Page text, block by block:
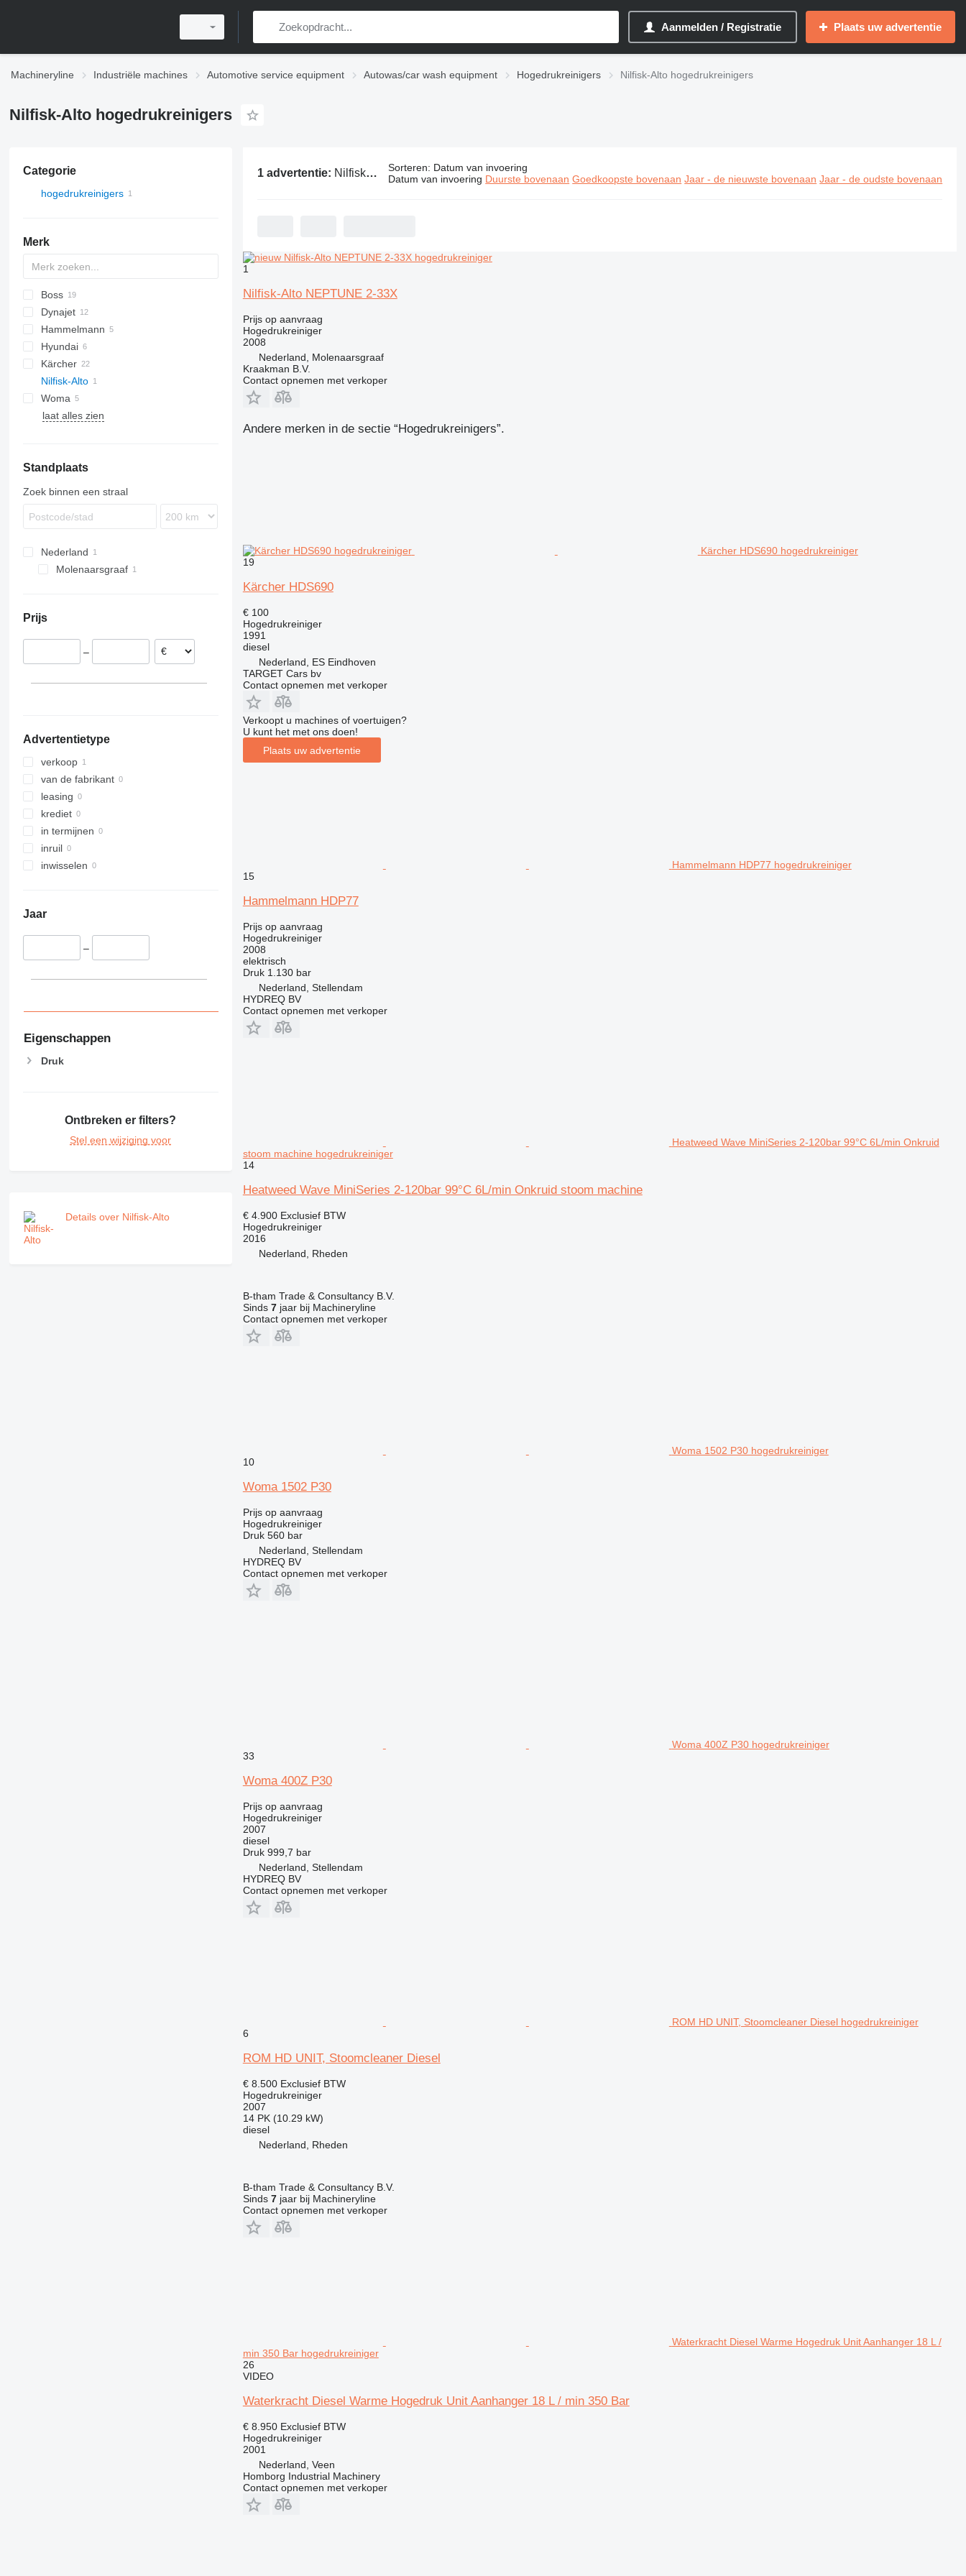
Aanmelden / Registratie Plaats uw advertentie
Machineryline Industriële machines Automotive service equipment Autowas/car wash equipment Hogedrukreinigers Nilfisk-Alto hogedrukreinigers
Nilfisk-Alto hogedrukreinigers
Categorie
hogedrukreinigers
Merk
Boss
Dynajet
Hammelmann
Hyundai
PW
KR
Kärcher
B-series
HD
Nilfisk-Alto
VRK
Woma
laat alles zien
Standplaats
Zoek binnen een straal
Nederland
Molenaarsgraaf
Prijs
–
Advertentietype
verkoop
van de fabrikant
leasing
krediet
in termijnen
inruil
inwisselen
Jaar
–
Eigenschappen
Druk
Ontbreken er filters?
Stel een wijziging voor
Details over Nilfisk-Alto
1 advertentie: Nilfisk-Alto hogedrukreinigers Sorteren: Datum van invoering
Datum van invoering Duurste bovenaan Goedkoopste bovenaan Jaar - de nieuwste bovenaan Jaar - de oudste bovenaan
1
Nilfisk-Alto NEPTUNE 2-33X
Prijs op aanvraag
Hogedrukreiniger
2008
Nederland, Molenaarsgraaf
Kraakman B.V.
Contact opnemen met verkoper
Andere merken in de sectie “Hogedrukreinigers”.
Kärcher HDS690 hogedrukreiniger
19
Kärcher HDS690
€ 100
Hogedrukreiniger
1991
diesel
Nederland, ES Eindhoven
TARGET Cars bv
Contact opnemen met verkoper
Verkoopt u machines of voertuigen?
U kunt het met ons doen!
Plaats uw advertentie
Hammelmann HDP77 hogedrukreiniger
15
Hammelmann HDP77
Prijs op aanvraag
Hogedrukreiniger
2008
elektrisch
Druk 1.130 bar
Nederland, Stellendam
HYDREQ BV
Contact opnemen met verkoper
Heatweed Wave MiniSeries 2-120bar 99°C 6L/min Onkruid
stoom machine hogedrukreiniger
14
Heatweed Wave MiniSeries 2-120bar 99°C 6L/min Onkruid stoom machine
€ 4.900 Exclusief BTW
Hogedrukreiniger
2016
Nederland, Rheden
B-tham Trade & Consultancy B.V.
Sinds 7jaar bij Machineryline
Contact opnemen met verkoper
Woma 1502 P30 hogedrukreiniger
10
Woma 1502 P30
Prijs op aanvraag
Hogedrukreiniger
Druk 560 bar
Nederland, Stellendam
HYDREQ BV
Contact opnemen met verkoper
Woma 400Z P30 hogedrukreiniger
33
Woma 400Z P30
Prijs op aanvraag
Hogedrukreiniger
2007
diesel
Druk 999,7 bar
Nederland, Stellendam
HYDREQ BV
Contact opnemen met verkoper
ROM HD UNIT, Stoomcleaner Diesel hogedrukreiniger
6
ROM HD UNIT, Stoomcleaner Diesel
€ 8.500 Exclusief BTW
Hogedrukreiniger
2007
14 PK (10.29 kW)
diesel
Nederland, Rheden
B-tham Trade & Consultancy B.V.
Sinds 7jaar bij Machineryline
Contact opnemen met verkoper
Waterkracht Diesel Warme Hogedruk Unit Aanhanger 18 L /
min 350 Bar hogedrukreiniger
26
VIDEO
Waterkracht Diesel Warme Hogedruk Unit Aanhanger 18 L / min 350 Bar
€ 8.950 Exclusief BTW
Hogedrukreiniger
2001
Nederland, Veen
Homborg Industrial Machinery
Contact opnemen met verkoper